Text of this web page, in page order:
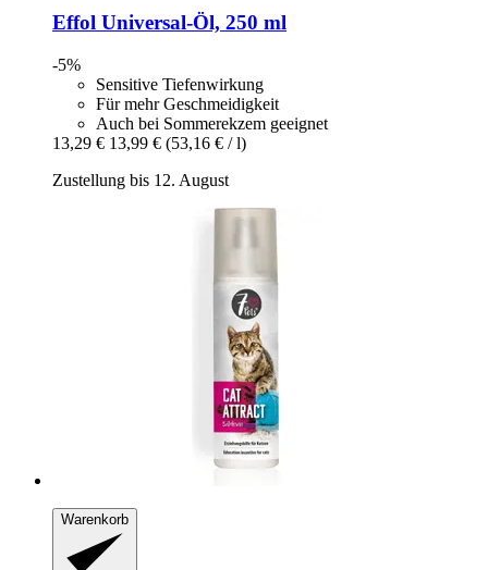
Effol Universal-​Öl, 250 ml
-5%
Sensitive Tiefenwirkung
Für mehr Geschmeidigkeit
Auch bei Sommerekzem geeignet
13,29 € 13,99 € (53,16 € / l)
Zustellung bis 12. August
Warenkorb